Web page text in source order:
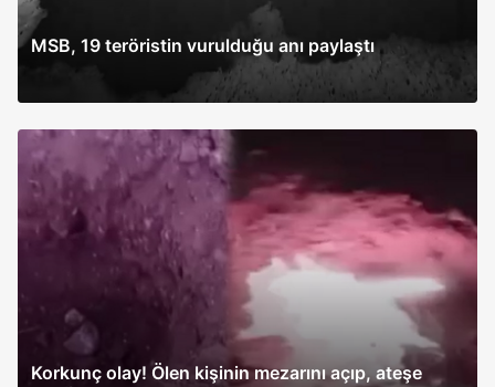
MSB, 19 teröristin vurulduğu anı paylaştı
Korkunç olay! Ölen kişinin mezarını açıp, ateşe